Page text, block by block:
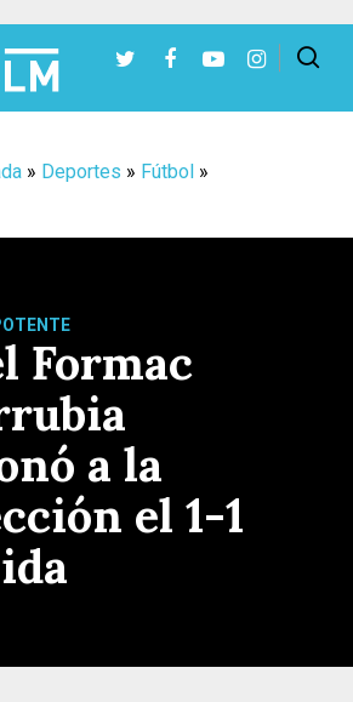
» Deportes » Fútbol»
Formac
a la
el 1-1